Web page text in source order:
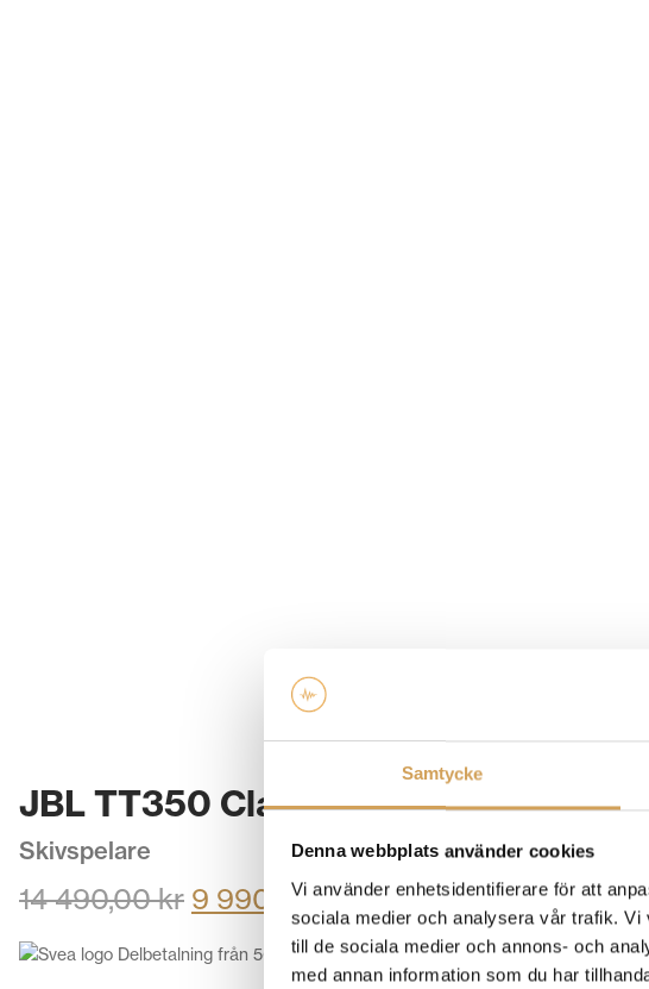
Samtycke
Denna webbplats använder cookies
Vi använder enhetsidentifierare för att
sociala medier och analysera vår trafik. Vi
till de sociala medier och annons- och
med annan information som du har
JBL TT350 Classic
Skivspelare
14 490,00kr 9 990,00kr/st.
Delbetalning från 506,00 kr/månad